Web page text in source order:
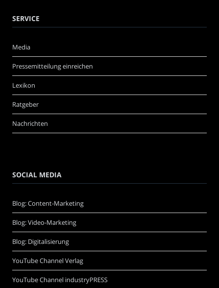
SERVICE
Media
Pressemitteilung einreichen
Lexikon
Ratgeber
Nachrichten
SOCIAL MEDIA
Blog: Content-Marketing
Blog: Video-Marketing
Blog: Digitalisierung
YouTube Channel Verlag
YouTube Channel industryPRESS